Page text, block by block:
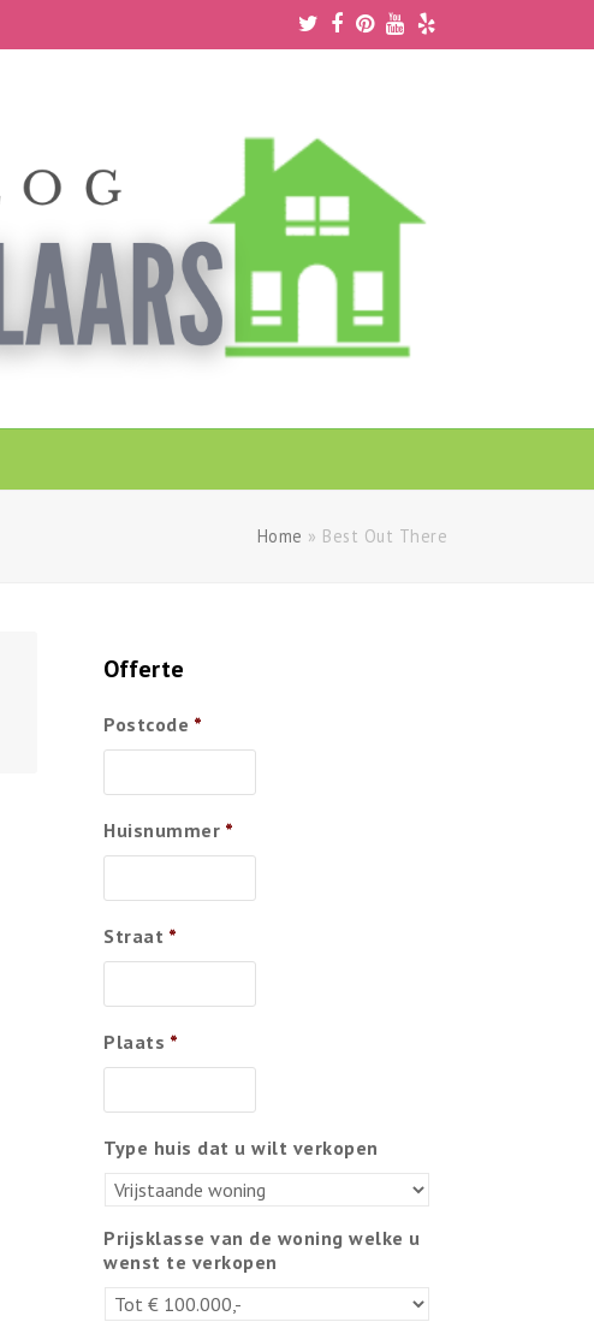
Twitter
Facebook
Pinterest
Youtube
Home » Best Out There
Offerte
Postcode *
Huisnummer *
Straat *
Plaats *
Type huis dat u wilt verkopen
Prijsklasse van de woning welke u
wenst te verkopen